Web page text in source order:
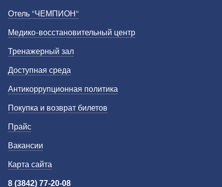
Отель "ЧЕМПИОН"
Медико-восстановительный центр
Тренажерный зал
Доступная среда
Антикоррупционная политика
Покупка и возврат билетов
Прайс
Вакансии
Карта сайта
8 (3842) 77-20-08